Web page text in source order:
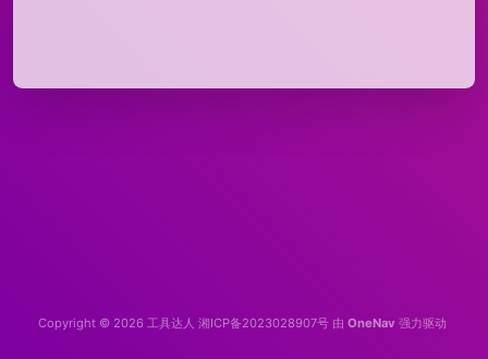
Copyright © 2026 工具达人 湘ICP备2023028907号 由 OneNav 强力驱动